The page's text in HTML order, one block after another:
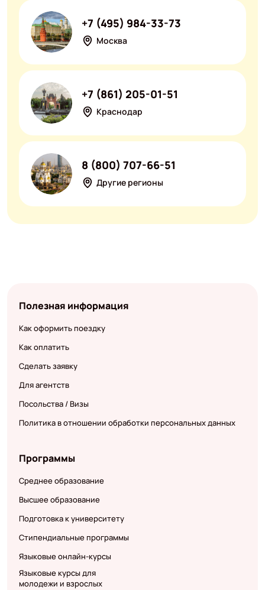
Москва
+7 (495) 984-33-73
Краснодар
+7 (861) 205-01-51
Другие регионы
8 (800) 707-66-51
Полезная информация
Как оформить поездку
Как оплатить
Сделать заявку
Для агентств
Посольства / Визы
Политика в отношении обработки персональных данных
Программы
Среднее образование
Высшее образование
Подготовка к университету
Стипендиальные программы
Языковые онлайн-курсы
Языковые курсы для
молодежи и взрослых